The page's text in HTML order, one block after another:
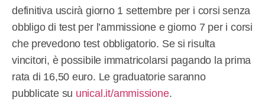
definitiva uscirà giorno 1 settembre per i corsi senza
obbligo di test per l’ammissione e giorno 7 per i corsi
che prevedono test obbligatorio. Se si risulta
vincitori, è possibile immatricolarsi pagando la prima
rata di 16,50 euro. Le graduatorie saranno
pubblicate su unical.it/ammissione.